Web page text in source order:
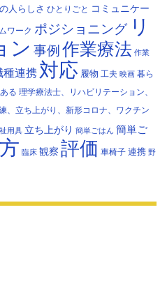
人らしさ ひとりごと コミュニケー
ワーク ポジショニング リ
ン 事例作業療法 作業
種連携対応 履物 工夫 映画 暮ら
る 理学療法士、リハビリテーション、
、立ち上がり、新形コロナ、ワクチン
用具 立ち上がり 簡単ごはん 簡単ご
臨床 観察 評価 車椅子 連携 野